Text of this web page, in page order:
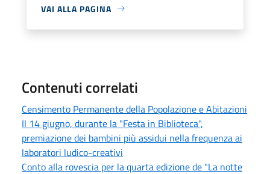
VAI ALLA PAGINA
Contenuti correlati
Censimento Permanente della Popolazione e Abitazioni
Il 14 giugno, durante la "Festa in Biblioteca",
premiazione dei bambini più assidui nella frequenza ai
laboratori ludico-creativi
Conto alla rovescia per la quarta edizione de "La notte